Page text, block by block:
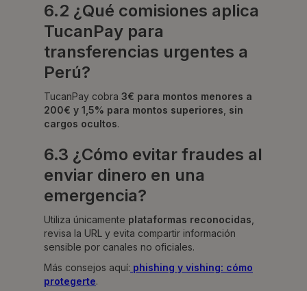
6.2 ¿Qué comisiones aplica
TucanPay para
transferencias urgentes a
Perú?
TucanPay cobra 3€ para montos menores a
200€ y 1,5% para montos superiores sin
cargos ocultos.
6.3 ¿Cómo evitar fraudes al
enviar dinero en una
emergencia?
Utiliza únicamente plataformas reconocidas
revisa la URL y evita compartir información
sensible por canales no oficiales.
Más consejos aquí: phishing y vishing: cómo
protegerte.